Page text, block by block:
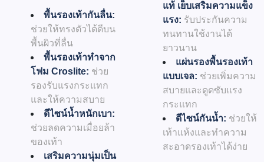
พื้นรองเท้ากันลื่น:
ช่วยให้ทรงตัวได้ดีบน
พื้นผิวที่ลื่น
พื้นรองเท้าทำจาก
โฟม Croslite: ช่วย
รองรับแรงกระแทก
และให้ความสบาย
ดีไซน์น้ำหนักเบา:
ช่วยลดความเมื่อยล้า
ของเท้า
เสริมความนุ่มเป็น
แท้ เย็บเสริมความแข็ง
แรง: รับประกันความ
ทนทานใช้งานได้
ยาวนาน
แผ่นรองพื้นรองเท้า
แบบเจล: ช่วยเพิ่มความ
สบายและดูดซับแรง
กระแทก
ดีไซน์กันน้ำ: ช่วยให้
เท้าแห้งและทำความ
สะอาดรองเท้าได้ง่าย